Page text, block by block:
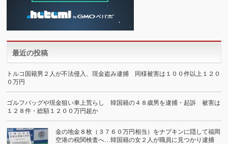
最近の投稿
トルコ国籍男２人が不法侵入、現金盗み逮捕 同様被害は１００件以上１２０
０万円
ゴルフバッグや現金狙い車上荒らし 韓国籍の４８歳男を逮捕・起訴 被害は
１２８件・総額１２００万円超か
金の地金８枚（３７６０万円相当）をナプキンに隠して福岡
空港の税関検査へ…韓国籍の女２人が職員に見つかり逮捕